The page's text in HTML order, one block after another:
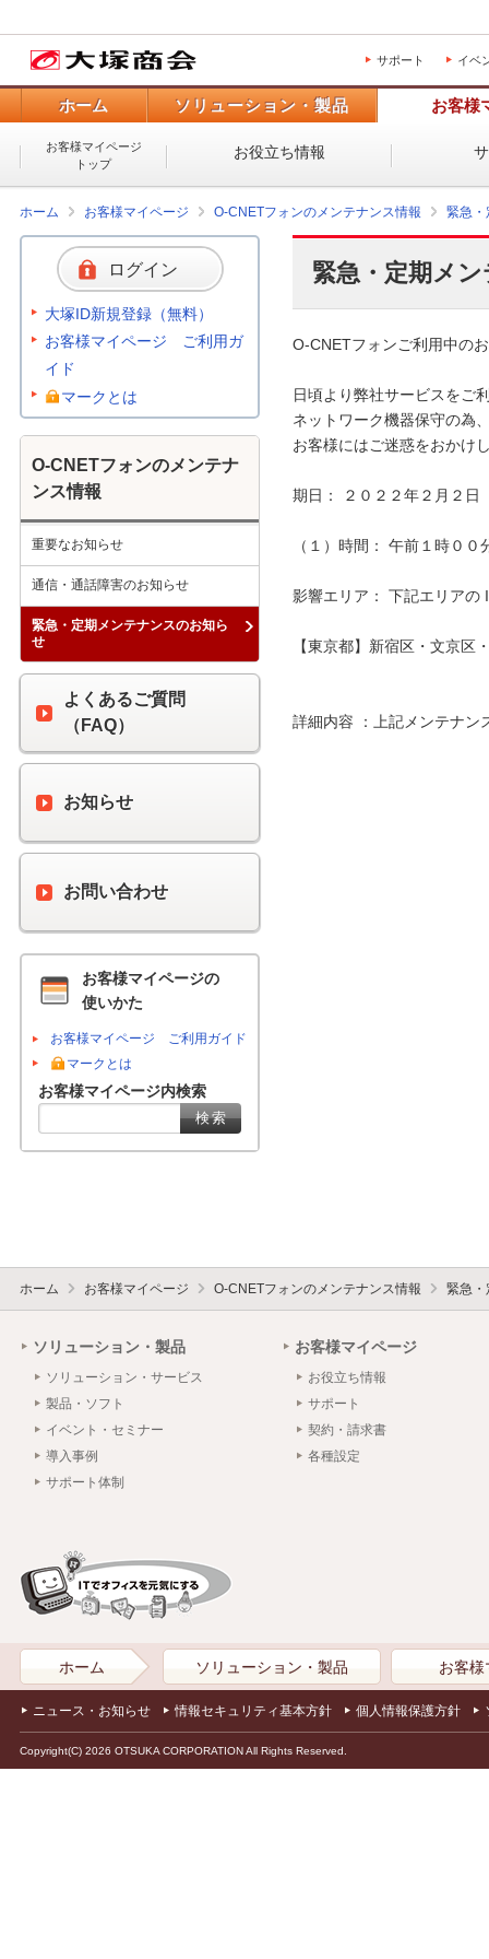
サポート イベ
ホーム ソリューション・製品 お客様
お客様マイページ
トップ
お役立ち情報
ホーム お客様マイページ O-CNETフォンのメンテナンス情報 緊急・
緊急・定期メ
O-CNETフォンご利用中の
日頃より弊社サービスをご
ネットワーク機器保守の為
お客様にはご迷惑をおかけ
期日： ２０２２年２月２日
（１）時間： 午前１時０
影響エリア： 下記エリアの
【東京都】新宿区・文京区
詳細内容 ：上記メンテナン
ログイン
大塚ID新規登録（無料）
お客様マイページ ご利用ガ
イド
マークとは
O-CNETフォンのメンテナ
ンス情報
重要なお知らせ
通信・通話障害のお知らせ
緊急・定期メンテナンスのお知ら
せ
よくあるご質問
（FAQ）
お知らせ
お問い合わせ
お客様マイページの
使いかた
お客様マイページ ご利用ガイド
マークとは
お客様マイページ内検索
ホーム お客様マイページ O-CNETフォンのメンテナンス情報 緊急・
ソリューション・製品
ソリューション・サービス
製品・ソフト
イベント・セミナー
導入事例
サポート体制
お客様マイページ
お役立ち情報
サポート
契約・請求書
各種設定
ホーム ソリューション・製品 お客様
ニュース・お知らせ 情報セキュリティ基本方針 個人情報保護方針
Copyright(C) 2026 OTSUKA CORPORATION All Rights Reserved.